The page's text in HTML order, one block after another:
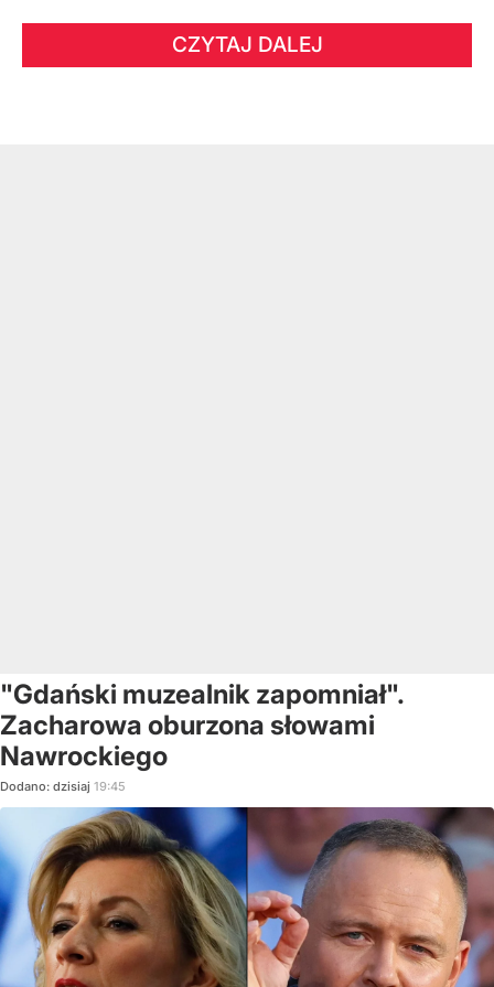
CZYTAJ DALEJ
"Gdański muzealnik zapomniał".
Zacharowa oburzona słowami
Nawrockiego
Dodano: dzisiaj 19:45